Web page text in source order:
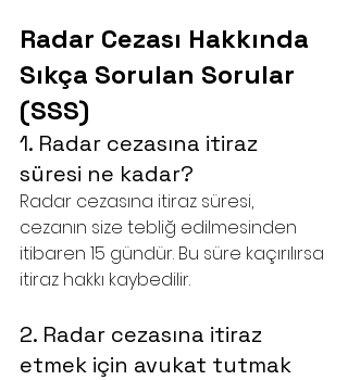
Radar Cezası Hakkında
Sıkça Sorulan Sorular
(SSS)
1. Radar cezasına itiraz
süresi ne kadar?
Radar cezasına itiraz süresi,
cezanın size tebliğ edilmesinden
itibaren 15 gündür. Bu süre kaçırılırsa
itiraz hakkı kaybedilir.
2. Radar cezasına itiraz
etmek için avukat tutmak